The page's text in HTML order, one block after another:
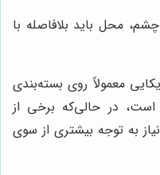
محل باید بلافاصله با
معمولاً روی بسته‌بندی
در حالی‌که برخی از
به توجه بیشتری از سوی